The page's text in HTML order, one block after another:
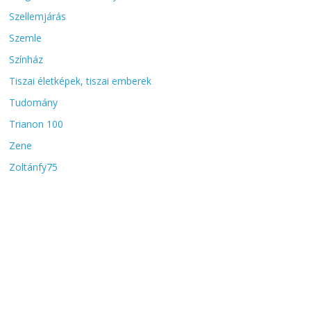
Szellemjárás
Szemle
Színház
Tiszai életképek, tiszai emberek
Tudomány
Trianon 100
Zene
Zoltánfy75